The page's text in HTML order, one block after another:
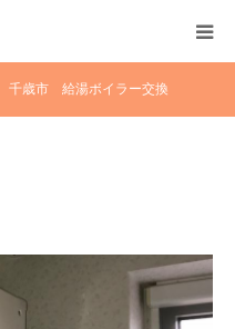
千歳市 給湯ボイラー交換